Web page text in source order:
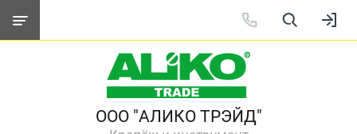
ООО "АЛИКО ТРЭЙД"